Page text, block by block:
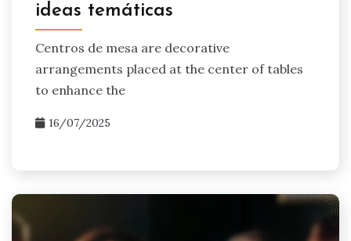
ideas temáticas
Centros de mesa are decorative
arrangements placed at the center of tables
to enhance the
16/07/2025